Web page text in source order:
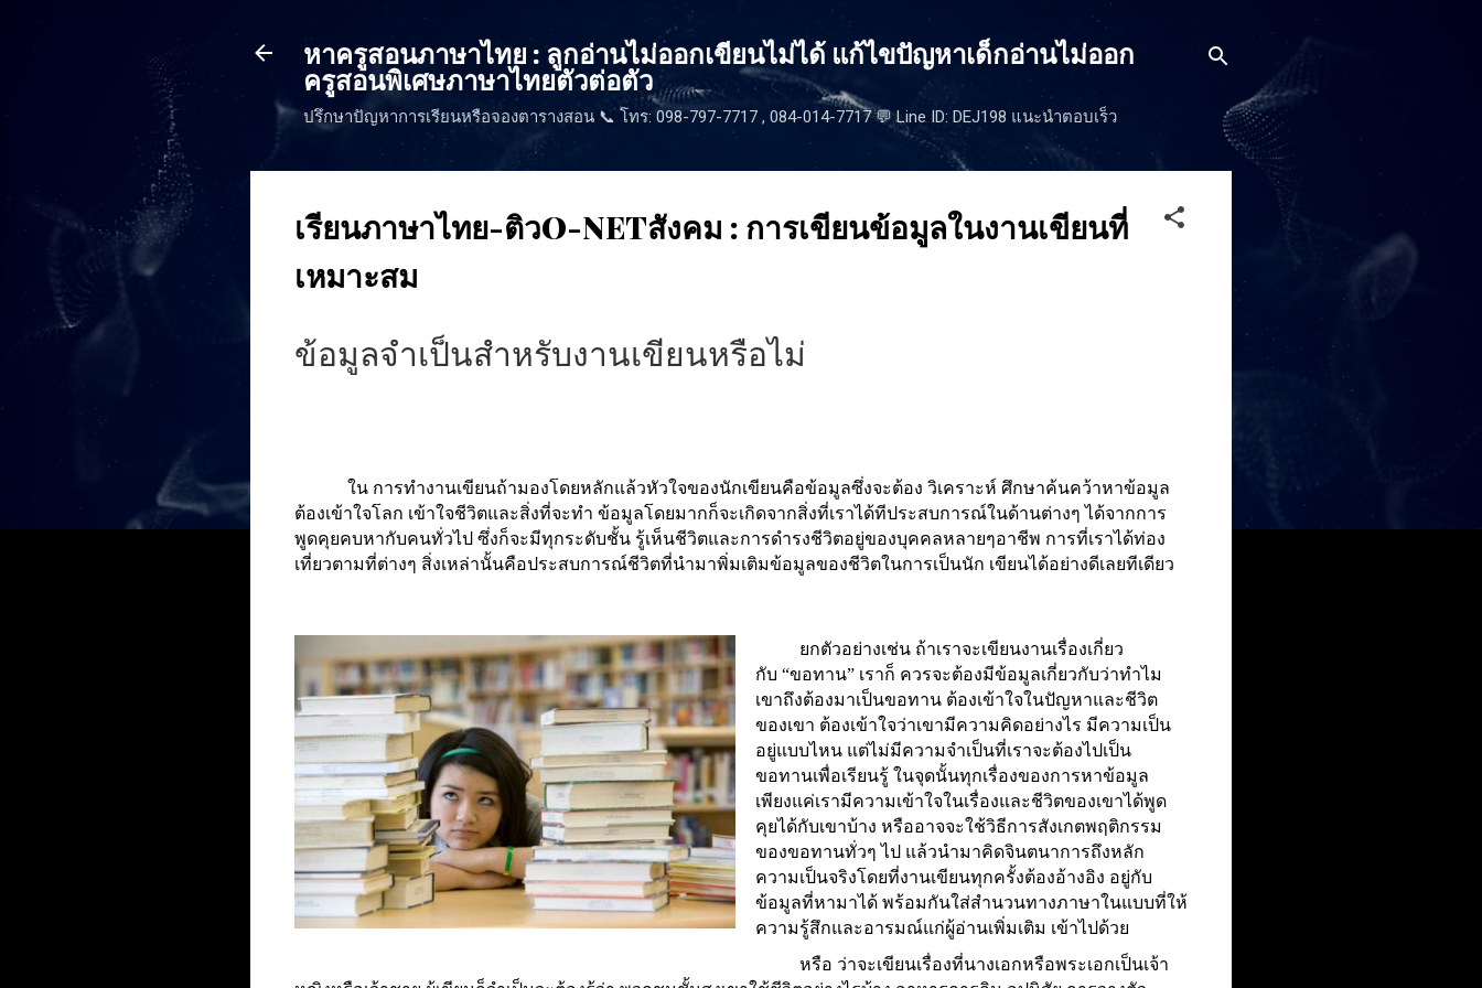
ข้ามไปที่เนื้อหาหลัก
หาครูสอนภาษาไทย : ลูกอ่านไม่ออกเขียนไม่ได้ แก้ไขปัญหาเด็กอ่านไม่ออก
ครูสอนพิเศษภาษาไทยตัวต่อตัว
ปรึกษาปัญหาการเรียนหรือจองตารางสอน 📞 โทร: 098-797-7717 , 084-014-7717 💬 Line ID: DEJ198 แนะนำตอบเร็ว
เรียนภาษาไทย-ติวO-NETสังคม : การเขียนข้อมูลในงานเขียนที่
เหมาะสม
ข้อมูลจำเป็นสำหรับงานเขียนหรือไม่
ใน การทำงานเขียนถ้ามองโดยหลักแล้วหัวใจของนักเขียนคือข้อมูลซึ่งจะต้อง วิเคราะห์ ศึกษาค้นคว้าหาข้อมูล
ต้องเข้าใจโลก เข้าใจชีวิตและสิ่งที่จะทำ ข้อมูลโดยมากก็จะเกิดจากสิ่งที่เราได้ทีประสบการณ์ในด้านต่างๆ ได้จากการ
พูดคุยคบหากับคนทั่วไป ซึ่งก็จะมีทุกระดับชั้น รู้เห็นชีวิตและการดำรงชีวิตอยู่ของบุคคลหลายๆอาชีพ การที่เราได้ท่อง
เที่ยวตามที่ต่างๆ สิ่งเหล่านั้นคือประสบการณ์ชีวิตที่นำมาพิ่มเติมข้อมูลของชีวิตในการเป็นนัก เขียนได้อย่างดีเลยทีเดียว
ยกตัวอย่างเช่น ถ้าเราจะเขียนงานเรื่องเกี่ยว
กับ “ขอทาน” เราก็ ควรจะต้องมีข้อมูลเกี่ยวกับว่าทำไม
เขาถึงต้องมาเป็นขอทาน ต้องเข้าใจในปัญหาและชีวิต
ของเขา ต้องเข้าใจว่าเขามีความคิดอย่างไร มีความเป็น
อยู่แบบไหน แต่ไม่มีความจำเป็นที่เราจะต้องไปเป็น
ขอทานเพื่อเรียนรู้ ในจุดนั้นทุกเรื่องของการหาข้อมูล
เพียงแค่เรามีความเข้าใจในเรื่องและชีวิตของเขาได้พูด
คุยได้กับเขาบ้าง หรืออาจจะใช้วิธีการสังเกตพฤติกรรม
ของขอทานทั่วๆ ไป แล้วนำมาคิดจินตนาการถึงหลัก
ความเป็นจริงโดยที่งานเขียนทุกครั้งต้องอ้างอิง อยู่กับ
ข้อมูลที่หามาได้ พร้อมกันใส่สำนวนทางภาษาในแบบที่ให้
ความรู้สึกและอารมณ์แก่ผู้อ่านเพิ่มเติม เข้าไปด้วย
หรือ ว่าจะเขียนเรื่องที่นางเอกหรือพระเอกเป็นเจ้า